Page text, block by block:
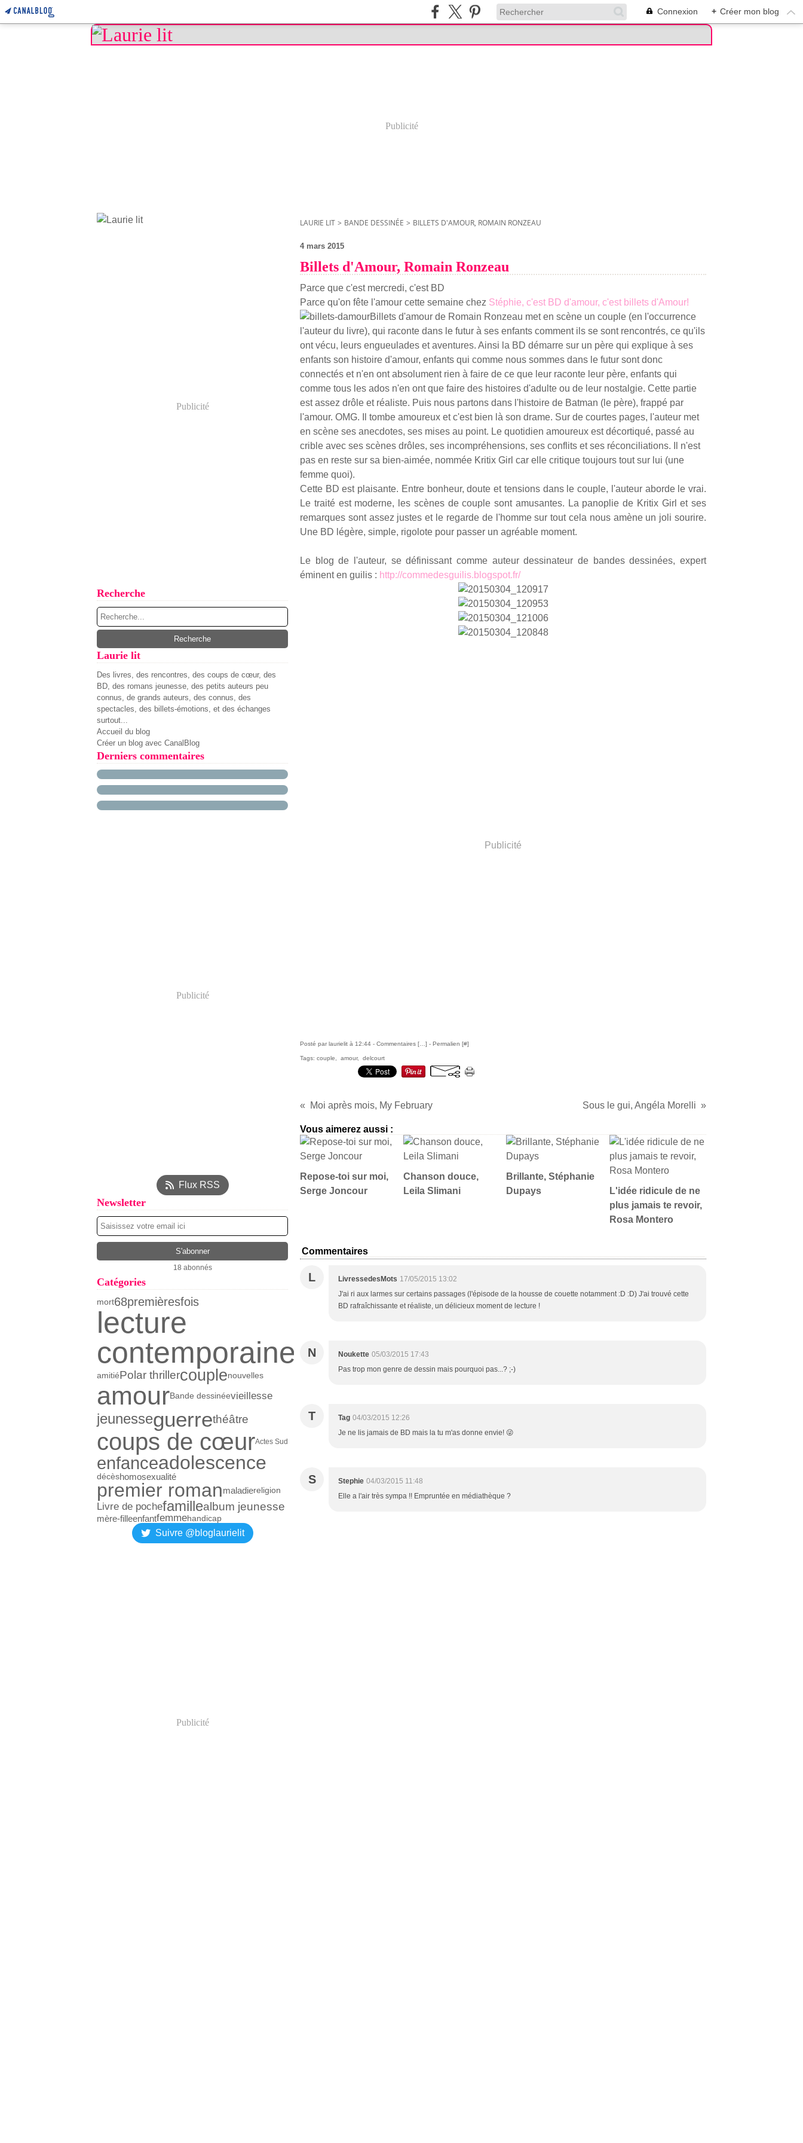
Connexion + Créer mon blog
Publicité
Publicité
Recherche
Laurie lit
Des livres, des rencontres, des coups de cœur, des
BD, des romans jeunesse, des petits auteurs peu
connus, de grands auteurs, des connus, des
spectacles, des billets-émotions, et des échanges
surtout...
Accueil du blog
Créer un blog avec CanalBlog
Derniers commentaires
Publicité
Flux RSS
Newsletter
18 abonnés
Catégories
mort68premièresfois
lecture
contemporaine
amitiéPolar thrillercouplenouvelles
amourBande dessinéevieillesse
jeunesseguerrethéâtre
coups de cœurActes Sud
enfanceadolescence
décèshomosexualité
premier romanmaladiereligion
Livre de pochefamillealbum jeunesse
mère-filleenfantfemmehandicap
Suivre @bloglaurielit
Publicité
LAURIE LIT > BANDE DESSINÉE > BILLETS D'AMOUR, ROMAIN RONZEAU
4 mars 2015
Billets d'Amour, Romain Ronzeau
Parce que c'est mercredi, c'est BD
Parce qu'on fête l'amour cette semaine chez Stéphie, c'est BD d'amour, c'est billets d'Amour!
Billets d'amour de Romain Ronzeau met en scène un couple (en l'occurrence
l'auteur du livre), qui raconte dans le futur à ses enfants comment ils se sont rencontrés, ce qu'ils
ont vécu, leurs engueulades et aventures. Ainsi la BD démarre sur un père qui explique à ses
enfants son histoire d'amour, enfants qui comme nous sommes dans le futur sont donc
connectés et n'en ont absolument rien à faire de ce que leur raconte leur père, enfants qui
comme tous les ados n'en ont que faire des histoires d'adulte ou de leur nostalgie. Cette partie
est assez drôle et réaliste. Puis nous partons dans l'histoire de Batman (le père), frappé par
l'amour. OMG. Il tombe amoureux et c'est bien là son drame. Sur de courtes pages, l'auteur met
en scène ses anecdotes, ses mises au point. Le quotidien amoureux est décortiqué, passé au
crible avec ses scènes drôles, ses incompréhensions, ses conflits et ses réconciliations. Il n'est
pas en reste sur sa bien-aimée, nommée Kritix Girl car elle critique toujours tout sur lui (une
femme quoi).
Cette BD est plaisante. Entre bonheur, doute et tensions dans le couple, l'auteur aborde le vrai.
Le traité est moderne, les scènes de couple sont amusantes. La panoplie de Kritix Girl et ses
remarques sont assez justes et le regarde de l'homme sur tout cela nous amène un joli sourire.
Une BD légère, simple, rigolote pour passer un agréable moment.
Le blog de l'auteur, se définissant comme auteur dessinateur de bandes dessinées, expert
éminent en guilis : http://commedesguilis.blogspot.fr/
Publicité
Posté par laurielit à 12:44 - Commentaires [ ] - Permalien [#]
Tags: couple amour, delcourt
Moi après mois, My February Sous le gui, Angéla Morelli
Vous aimerez aussi :
Repose-toi sur moi,
Serge Joncour
Chanson douce,
Leila Slimani
Brillante, Stéphanie
Dupays
L'idée ridicule de ne
plus jamais te revoir,
Rosa Montero
Commentaires
L LivressedesMots 17/05/2015 13:02
J'ai ri aux larmes sur certains passages (l'épisode de la housse de couette notamment :D :D) J'ai trouvé cette
BD rafraîchissante et réaliste, un délicieux moment de lecture !
N Noukette 05/03/2015 17:43
Pas trop mon genre de dessin mais pourquoi pas...? ;-)
T Tag 04/03/2015 12:26
Je ne lis jamais de BD mais la tu m'as donne envie! 😜
S Stephie 04/03/2015 11:48
Elle a l'air très sympa !! Empruntée en médiathèque ?